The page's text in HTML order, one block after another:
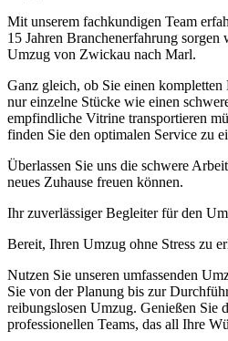
Mit unserem fachkundigen Team
15 Jahren Branchenerfahrung
Umzug von Zwickau nach Marl.
Ganz gleich, ob Sie einen kompletten
nur einzelne Stücke wie einen
empfindliche Vitrine transportieren
finden Sie den optimalen Service zu
Überlassen Sie uns die schwere
neues Zuhause freuen können.
Ihr zuverlässiger Begleiter für den
Bereit, Ihren Umzug ohne Stress zu
Nutzen Sie unseren umfassenden
Sie von der Planung bis zur
reibungslosen Umzug. Genießen Sie
professionellen Teams, das all Ihre